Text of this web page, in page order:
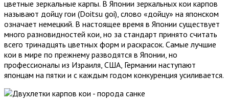
цветные зеркальные карпы. В Японии зеркальных кои карпов
называют дойцу гои (Doitsu goi), слово «дойцу» на японском
означает немецкий. В настоящее время в Японии существует
много разновидностей кои, но за стандарт принято считать
всего тринадцять цветных форм и раскрасок. Самые лучшие
кои в мире по прежнему разводятся в Японии, но
профессионалы из Израиля, США, Германии наступают
японцам на пятки и с каждым годом конкуренция усиливается.